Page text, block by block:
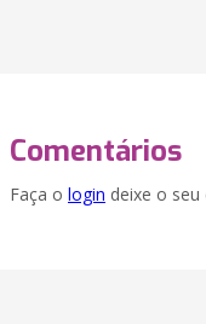
Comentários
Faça o login deixe o